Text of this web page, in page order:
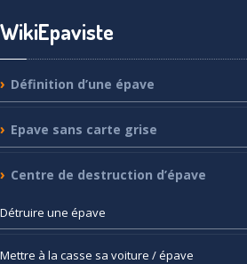
WikiEpaviste
Définition d’une épave
Epave sans carte grise
Centre de destruction d’épave
Détruire une épave
Mettre à la casse sa voiture / épave